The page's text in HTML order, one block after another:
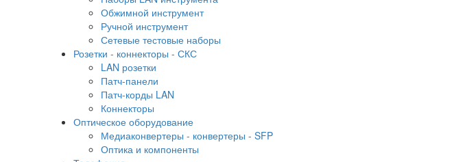
Обжимной инструмент
Ручной инструмент
Сетевые тестовые наборы
Розетки - коннекторы - СКС
LAN розетки
Патч-панели
Патч-корды LAN
Коннекторы
Оптическое оборудование
Медиаконвертеры - конвертеры - SFP
Оптика и компоненты